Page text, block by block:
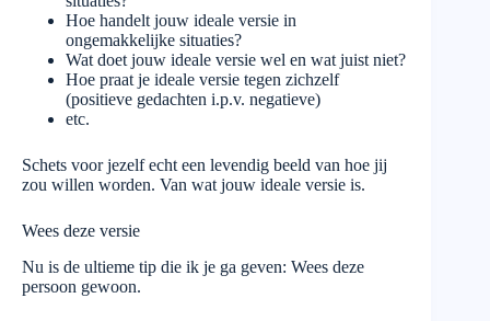
Hoe handelt jouw ideale versie in
ongemakkelijke situaties?
Wat doet jouw ideale versie wel en wat juist niet?
Hoe praat je ideale versie tegen zichzelf
(positieve gedachten i.p.v. negatieve)
etc.
Schets voor jezelf echt een levendig beeld van hoe jij
zou willen worden. Van wat jouw ideale versie is.
Wees deze versie
Nu is de ultieme tip die ik je ga geven: Wees deze
persoon gewoon.